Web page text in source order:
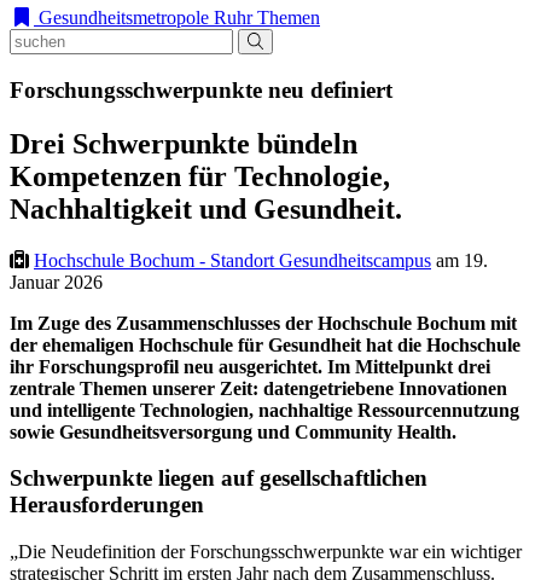
Gesundheitsmetropole Ruhr Themen
Forschungsschwerpunkte neu definiert
Drei Schwerpunkte bündeln
Kompetenzen für Technologie,
Nachhaltigkeit und Gesundheit.
Hochschule Bochum - Standort Gesundheitscampus am 19.
Januar 2026
Im Zuge des Zusammenschlusses der Hochschule Bochum mit
der ehemaligen Hochschule für Gesundheit hat die Hochschule
ihr Forschungsprofil neu ausgerichtet. Im Mittelpunkt drei
zentrale Themen unserer Zeit: datengetriebene Innovationen
und intelligente Technologien, nachhaltige Ressourcennutzung
sowie Gesundheitsversorgung und Community Health.
Schwerpunkte liegen auf gesellschaftlichen
Herausforderungen
„Die Neudefinition der Forschungsschwerpunkte war ein wichtiger
strategischer Schritt im ersten Jahr nach dem Zusammenschluss.